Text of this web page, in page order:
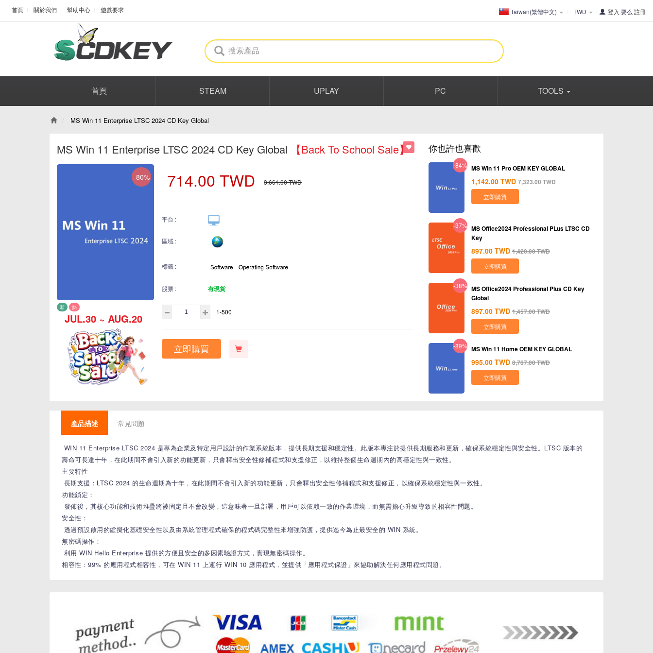
首頁 關於我們 幫助中心 遊戲要求 Taiwan(繁體中文) TWD 登入 要么 註冊
首頁 STEAM UPLAY PC TOOLS
MS Win 11 Enterprise LTSC 2024 CD Key Global
MS Win 11 Enterprise LTSC 2024 CD Key Global 【Back To School Sale】
-80%
JUL.30 ~ AUG.20
新 熱
714.00 TWD 3,661.00TWD
平台 :
區域 :
標籤 :
股票 : 有現貨
1-500
立即購買
你也許也喜歡
-84% MS Win 11 Pro OEM KEY GLOBAL
1,142.00 TWD 7,323.00TWD
立即購買
-37% MS Office2024 Professional PLus LTSC CD
Key
897.00 TWD 1,420.00TWD
立即購買
-38% MS Office2024 Professional Plus CD Key
Global
897.00 TWD 1,457.00TWD
立即購買
-89% MS Win 11 Home OEM KEY GLOBAL
995.00 TWD 8,787.00TWD
立即購買
產品描述 常見問題
WIN 11 Enterprise LTSC 2024 是專為企業及特定用戶設計的作業系統版本，提供長期支援和穩定性。此版本專注於提供長期服務和更新，確保系統穩定性與安全性。LTSC 版本的
壽命可長達十年，在此期間不會引入新的功能更新，只會釋出安全性修補程式和支援修正，以維持整個生命週期內的高穩定性與一致性。
主要特性
長期支援：LTSC 2024 的生命週期為十年，在此期間不會引入新的功能更新，只會釋出安全性修補程式和支援修正，以確保系統穩定性與一致性。
功能鎖定：
發佈後，其核心功能和技術堆疊將被固定且不會改變，這意味著一旦部署，用戶可以依賴一致的作業環境，而無需擔心升級導致的相容性問題。
安全性：
透過預設啟用的虛擬化基礎安全性以及由系統管理程式確保的程式碼完整性來增強防護，提供迄今為止最安全的 WIN 系統。
無密碼操作：
利用 WIN Hello Enterprise 提供的方便且安全的多因素驗證方式，實現無密碼操作。
相容性：99% 的應用程式相容性，可在 WIN 11 上運行 WIN 10 應用程式，並提供「應用程式保證」來協助解決任何應用程式問題。